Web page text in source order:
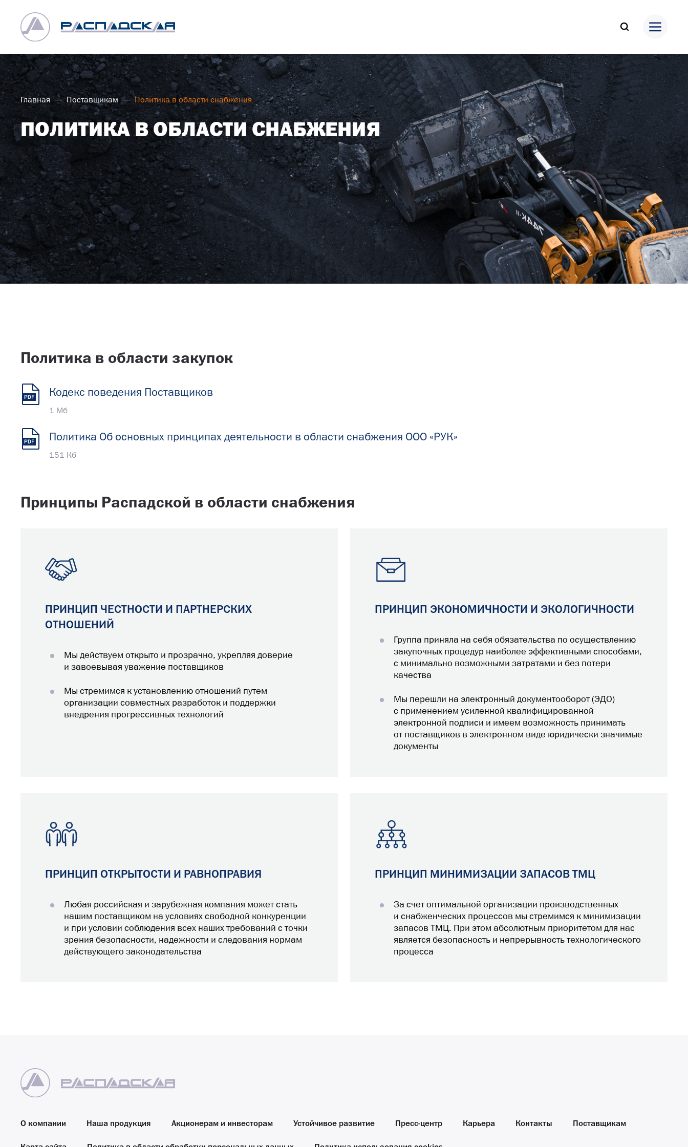
Главная Поставщикам Политика в области снабжения
ПОЛИТИКА В ОБЛАСТИ СНАБЖЕНИЯ
Политика в области закупок
Кодекс поведения Поставщиков
1 Мб
Политика Об основных принципах деятельности в области снабжения ООО «РУК»
151 Кб
Принципы Распадской в области снабжения
ПРИНЦИП ЧЕСТНОСТИ И ПАРТНЕРСКИХ
ОТНОШЕНИЙ
Мы действуем открыто и прозрачно, укрепляя доверие
и завоевывая уважение поставщиков
Мы стремимся к установлению отношений путем
организации совместных разработок и поддержки
внедрения прогрессивных технологий
ПРИНЦИП ЭКОНОМИЧНОСТИ И ЭКОЛОГИЧНОСТИ
Группа приняла на себя обязательства по осуществлению
закупочных процедур наиболее эффективными способами,
с минимально возможными затратами и без потери
качества
Мы перешли на электронный документооборот (ЭДО)
с применением усиленной квалифицированной
электронной подписи и имеем возможность принимать
от поставщиков в электронном виде юридически значимые
документы
ПРИНЦИП ОТКРЫТОСТИ И РАВНОПРАВИЯ
Любая российская и зарубежная компания может стать
нашим поставщиком на условиях свободной конкуренции
и при условии соблюдения всех наших требований с точки
зрения безопасности, надежности и следования нормам
действующего законодательства
ПРИНЦИП МИНИМИЗАЦИИ ЗАПАСОВ ТМЦ
За счет оптимальной организации производственных
и снабженческих процессов мы стремимся к минимизации
запасов ТМЦ. При этом абсолютным приоритетом для нас
является безопасность и непрерывность технологического
процесса
О компании Наша продукция Акционерам и инвесторам Устойчивое развитие Пресс-центр Карьера Контакты Поставщикам